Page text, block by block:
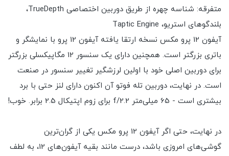
متفرقه: شناسه چهره از طریق دوربین اختصاصی TrueDepth،
بلندگوهای استریو، Taptic Engine
آیفون 12 پرو مکس نسخه ارتقا یافته آیفون 12 پرو با نمایشگر و
باتری بزرگتر است. همچنین دارای یک سنسور 12 مگاپیکسلی بزرگتر
برای دوربین اصلی خود با اولین لرزشگیر تغییر سنسور در صنعت
است. در نهایت، دوربین تله فوتو آن اکنون دارای لنز حتی با برد
بیشتری است - 65 میلی‌متر f/2.2 برای زوم اپتیکال 2.5 برابر. خوب!
در نهایت، حتی اگر آیفون 12 پرو مکس یکی از گران‌ترین
گوشی‌های امروزی باشد، درست مانند بقیه آیفون‌های 12، به لطف